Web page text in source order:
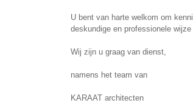
U bent van harte welkom om
deskundige en professionele
Wij zijn u graag van dienst,
namens het team van
KARAAT architecten